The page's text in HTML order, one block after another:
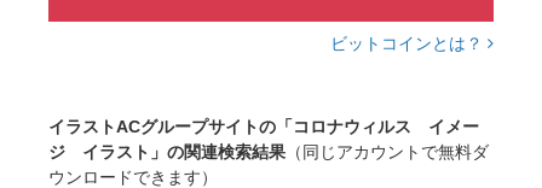
ビットコインとは？
イラストACグループサイトの「コロナウィルス イメー
ジ イラスト」の関連検索結果 （同じアカウントで無料ダ
ウンロードできます）